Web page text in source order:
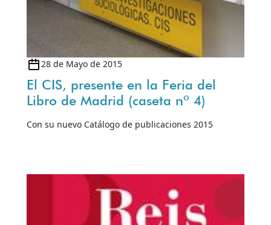
28 de Mayo de 2015
El CIS, presente en la Feria del
Libro de Madrid (caseta nº 4)
Con su nuevo Catálogo de publicaciones 2015